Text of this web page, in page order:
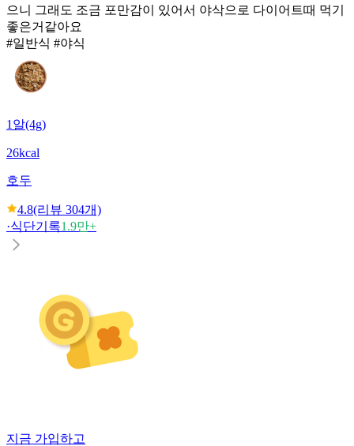
으니 그래도 조금 포만감이 있어서 야삭으로 다이어트때 먹기
좋은거같아요
#일반식 #야식
1알(4g)
26kcal
호두
4.8(리뷰 304개)
·식단기록1.9만+
지금 가입하고